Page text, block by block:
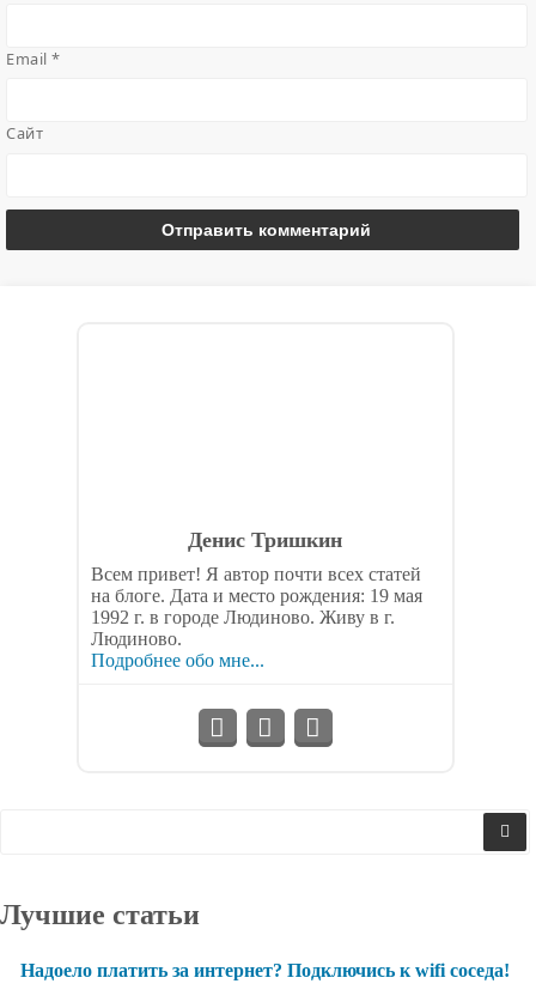
Email*
Сайт
Денис Тришкин
Всем привет! Я автор почти всех статей
на блоге. Дата и место рождения: 19 мая
1992 г. в городе Людиново. Живу в г.
Людиново.
Подробнее обо мне...
Лучшие статьи
Надоело платить за интернет? Подключись к wifi соседа!